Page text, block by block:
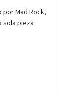
por Mad Rock,
sola pieza